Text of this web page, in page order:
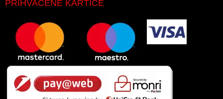
PRIHVAĆENE KARTICE